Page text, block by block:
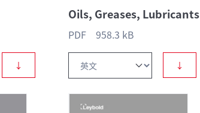
↓
Oils, Greases, Lubricants
PDF 958.3 kB
↓